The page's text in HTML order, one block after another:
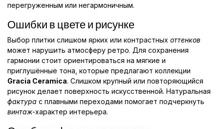
перегруженным или негармоничным.
Ошибки в цвете и рисунке
Выбор плитки слишком ярких или контрастных оттенков
может нарушить атмосферу ретро. Для сохранения
гармонии стоит ориентироваться на мягкие и
приглушённые тона, которые предлагают коллекции
Gracia Ceramica. Слишком крупный или повторяющийся
рисунок делает поверхность искусственной. Натуральная
фактура с плавными переходами помогает подчеркнуть
винтаж-характер интерьера.